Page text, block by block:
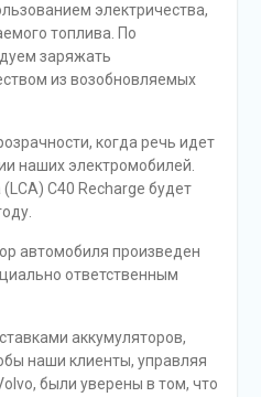
электричества,
топлива. По
заряжать
из возобновляемых
когда речь идет
наших электромобилей.
C40 Recharge будет
автомобиля произведен
ответственным
аккумуляторов,
наши клиенты, управляя
были уверены в том, что